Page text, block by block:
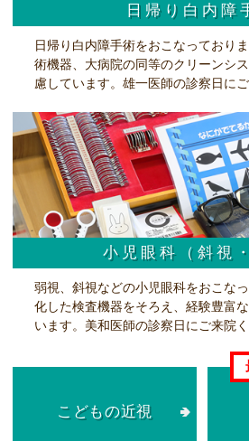
日帰り白内障
日帰り白内障手術をおこなっており
術機器、大病院の同等のクリーンシ
慮しています。雄一医師の診察日にご
小児眼科（斜視
弱視、斜視などの小児眼科をおこな
化した検査機器をそろえ、経験豊富
います。美和医師の診察日にご来院く
こどもの近視